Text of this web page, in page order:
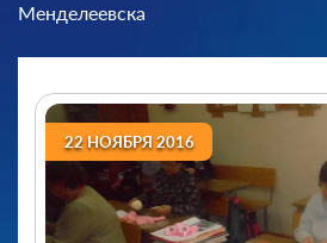
Менделеевска
22 НОЯБРЯ 2016